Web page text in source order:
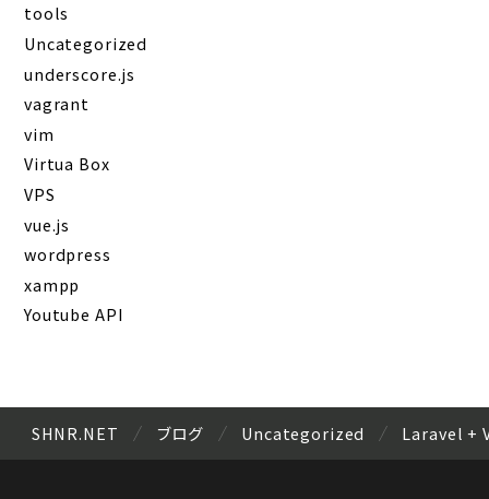
tools
Uncategorized
underscore.js
vagrant
vim
Virtua Box
VPS
vue.js
wordpress
xampp
Youtube API
SHNR.NET ブログ Uncategorized Laravel +